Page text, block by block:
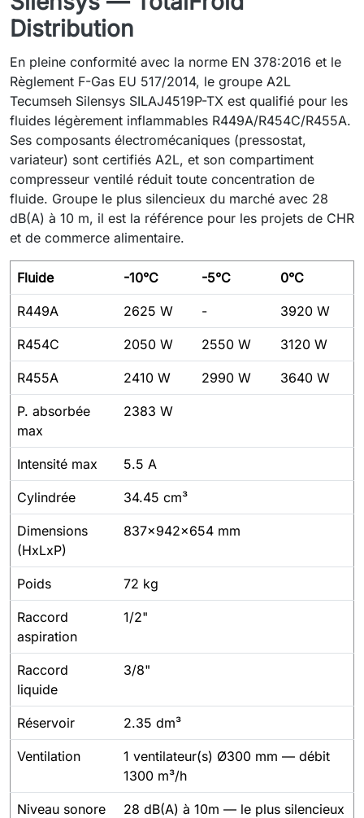
Distribution
En pleine conformité avec la norme EN 378:2016 et le
Règlement F-Gas EU 517/2014, le groupe A2L
Tecumseh Silensys SILAJ4519P-TX est qualifié pour les
fluides légèrement inflammables R449A/R454C/R455A.
Ses composants électromécaniques (pressostat,
variateur) sont certifiés A2L, et son compartiment
compresseur ventilé réduit toute concentration de
fluide. Groupe le plus silencieux du marché avec 28
dB(A) à 10 m, il est la référence pour les projets de CHR
et de commerce alimentaire.
Fluide -10°C -5°C 0°C
R449A 2625 W - 3920 W
R454C 2050 W 2550 W 3120 W
R455A 2410 W 2990 W 3640 W
P. absorbée
max
2383 W
Intensité max 5.5 A
Cylindrée 34.45 cm³
Dimensions
(HxLxP)
837x942x654 mm
Poids 72 kg
Raccord
aspiration
1/2"
Raccord
liquide
3/8"
Réservoir 2.35 dm³
Ventilation
1 ventilateur(s) Ø300 mm — débit
1300 m³/h
Niveau sonore
28 dB(A) à 10m — le plus silencieux